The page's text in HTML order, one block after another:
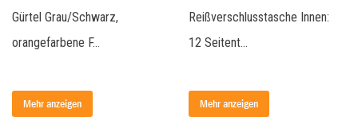
F...
Reißverschlusstasche Innen:
12 Seitent...
Mehr anzeigen
Klappe aus